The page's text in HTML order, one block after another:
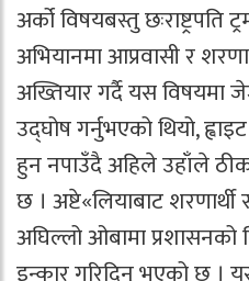
अर्को विषयबस्तु छःराष्ट्रपति
अभियानमा आप्रवासी र
अख्तियार गर्दै यस विषयमा
उद्घोष गर्नुभएको थियो,
हुन नपाउँदै अहिले उहाँले
छ । अष्टे«लियाबाट
अघिल्लो ओबामा प्रशासनको